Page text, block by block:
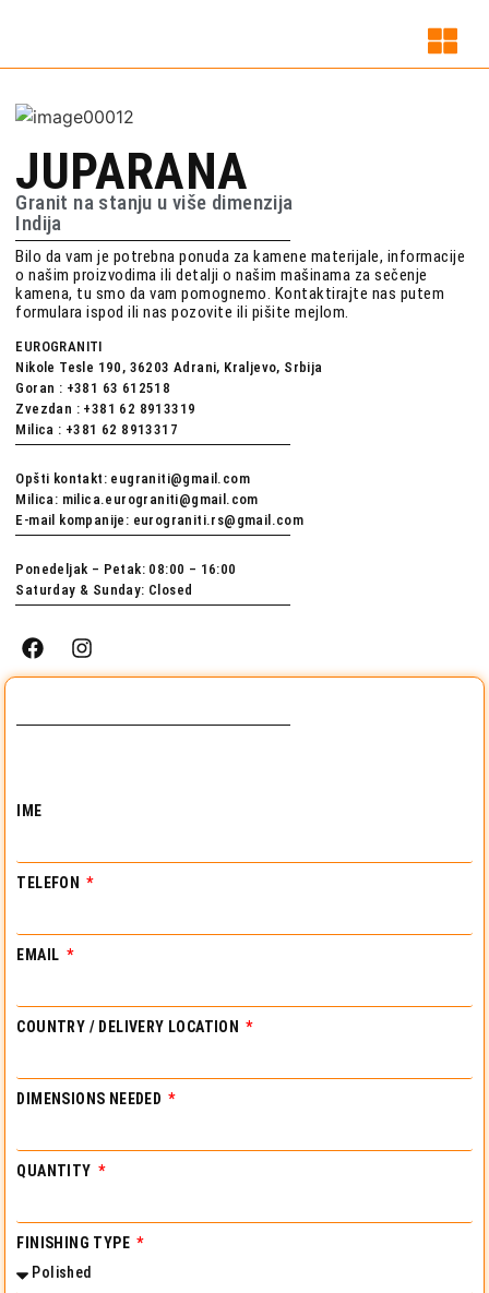
JUPARANA
Granit na stanju u više dimenzija
Indija
Bilo da vam je potrebna ponuda za kamene materijale, informacije
o našim proizvodima ili detalji o našim mašinama za sečenje
kamena, tu smo da vam pomognemo. Kontaktirajte nas putem
formulara ispod ili nas pozovite ili pišite mejlom.
EUROGRANITI
Nikole Tesle 190, 36203 Adrani, Kraljevo, Srbija
Goran : +381 63 612518
Zvezdan : +381 62 8913319
Milica : +381 62 8913317
Opšti kontakt: eugraniti@gmail.com
Milica: milica.eurograniti@gmail.com
E-mail kompanije: eurograniti.rs@gmail.com
Ponedeljak – Petak: 08:00 – 16:00
Saturday & Sunday: Closed
IME
TELEFON
EMAIL
COUNTRY / DELIVERY LOCATION
DIMENSIONS NEEDED
QUANTITY
FINISHING TYPE